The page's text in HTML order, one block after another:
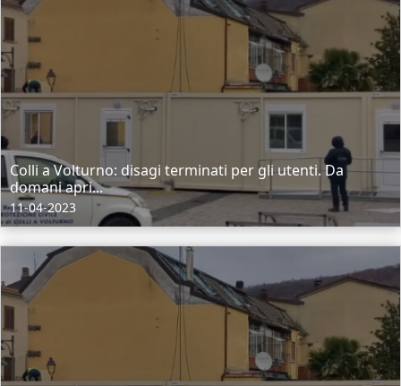
Colli a Volturno: disagi terminati per gli utenti. Da
domani apri...
11-04-2023